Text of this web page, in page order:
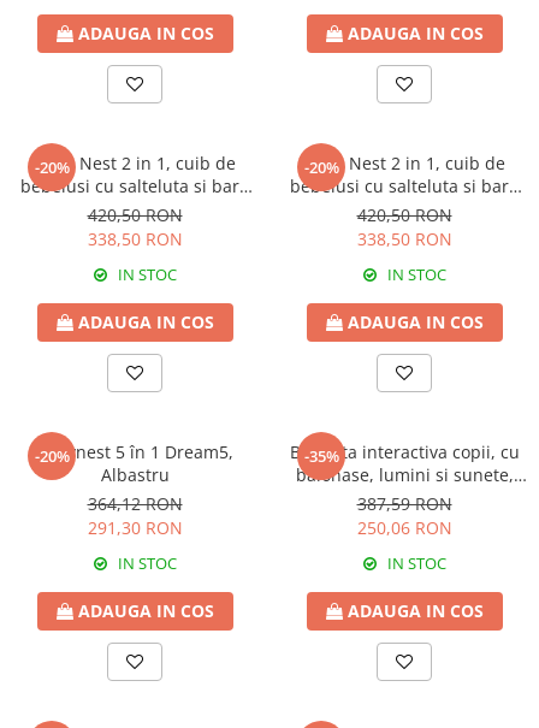
ADAUGA IN COS ADAUGA IN COS
-20%
Baby Nest 2 in 1, cuib de
bebelusi cu salteluta si bara
de jucarii detasabila,
Turquoise
420,50 RON
338,50 RON
IN STOC
ADAUGA IN COS
-20%
Baby Nest 2 in 1, cuib de
bebelusi cu salteluta si bara
de jucarii detasabila, Grey
420,50 RON
338,50 RON
IN STOC
ADAUGA IN COS
-20%
Babynest 5 în 1 Dream5,
Albastru
364,12 RON
291,30 RON
IN STOC
ADAUGA IN COS
-35%
Bicicleta interactiva copii, cu
balonase, lumini si sunete,
Pink
387,59 RON
250,06 RON
IN STOC
ADAUGA IN COS